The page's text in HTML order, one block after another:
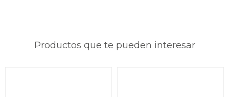
Productos que te pueden interesar